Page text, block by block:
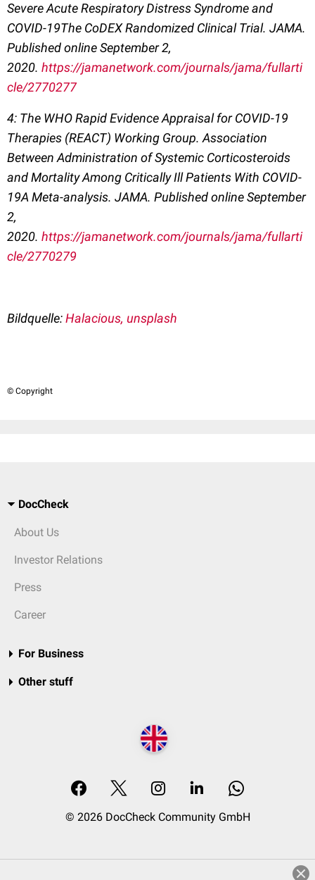
Severe Acute Respiratory Distress Syndrome and
COVID-19The CoDEX Randomized Clinical Trial. JAMA.
Published online September 2,
2020. https://jamanetwork.com/journals/jama/fullarti
cle/2770277
4: The WHO Rapid Evidence Appraisal for COVID-19
Therapies (REACT) Working Group. Association
Between Administration of Systemic Corticosteroids
and Mortality Among Critically Ill Patients With COVID-
19A Meta-analysis. JAMA. Published online September
2,
2020. https://jamanetwork.com/journals/jama/fullarti
cle/2770279
Bildquelle:Halacious, unsplash
© Copyright
DocCheck
About Us
Investor Relations
Press
Career
For Business
Other stuff
© 2026 DocCheck Community GmbH